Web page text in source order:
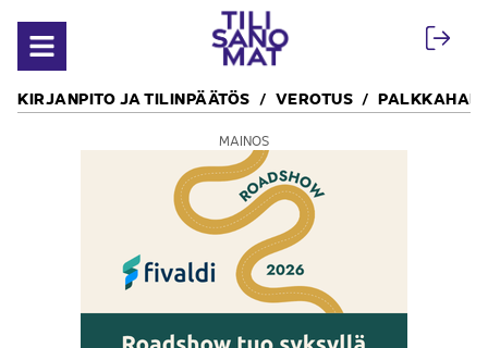
Avaa valikko
KIRJANPITO JA TILINPÄÄTÖS VEROTUS
MAINOS